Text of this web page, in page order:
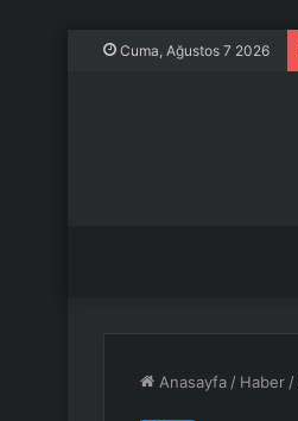
Cuma, Ağustos 7 2026
Anasayfa / Haber /